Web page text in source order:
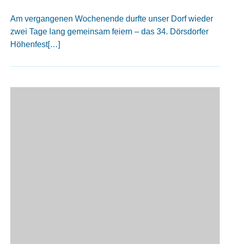
Am vergangenen Wochenende durfte unser Dorf wieder
zwei Tage lang gemeinsam feiern – das 34. Dörsdorfer
Höhenfest[…]